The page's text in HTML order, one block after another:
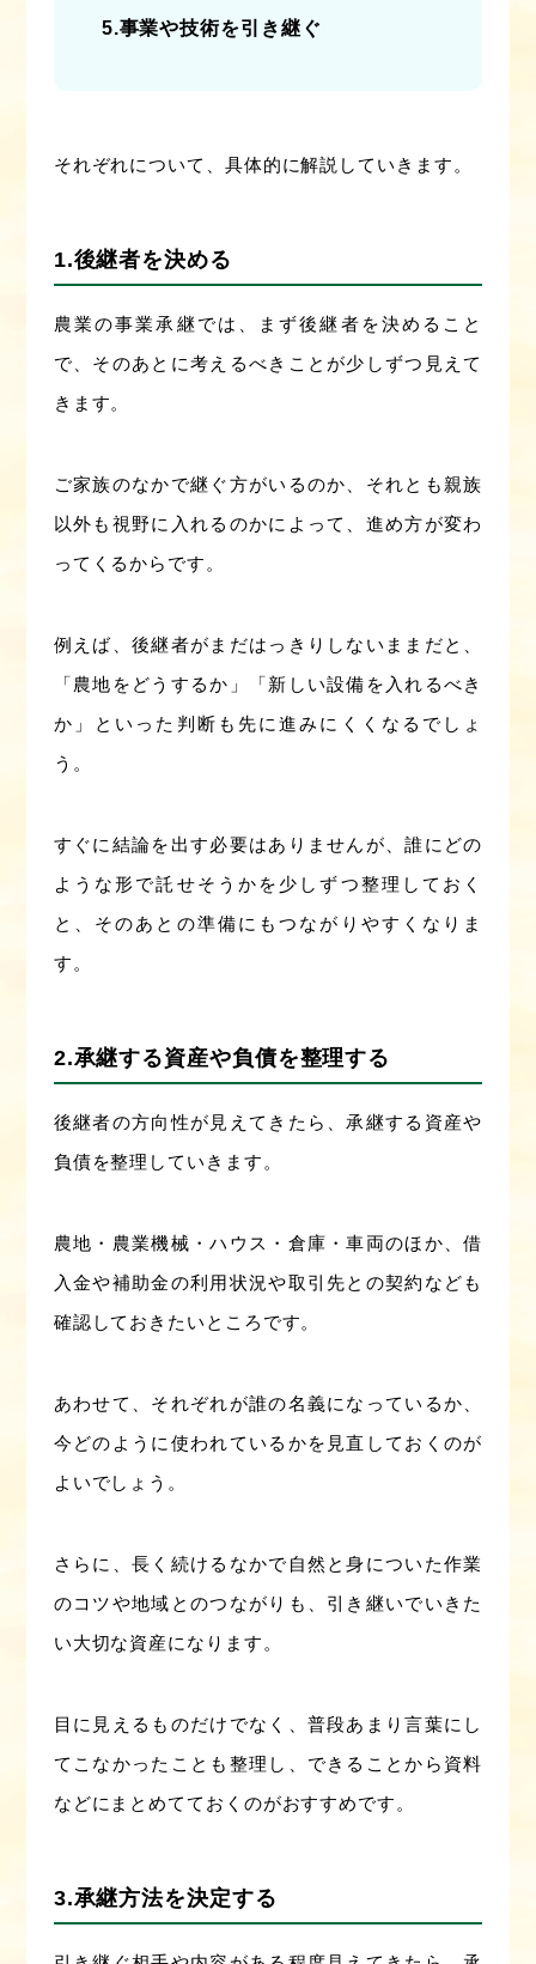
5.事業や技術を引き継ぐ
それぞれについて、具体的に解説していきます。
1.後継者を決める
農業の事業承継では、まず後継者を決めること
で、そのあとに考えるべきことが少しずつ見えて
きます。
ご家族のなかで継ぐ方がいるのか、それとも親族
以外も視野に入れるのかによって、進め方が変わ
ってくるからです。
例えば、後継者がまだはっきりしないままだと、
「農地をどうするか」「新しい設備を入れるべき
か」といった判断も先に進みにくくなるでしょ
う。
すぐに結論を出す必要はありませんが、誰にどの
ような形で託せそうかを少しずつ整理しておく
と、そのあとの準備にもつながりやすくなりま
す。
2.承継する資産や負債を整理する
後継者の方向性が見えてきたら、承継する資産や
負債を整理していきます。
農地・農業機械・ハウス・倉庫・車両のほか、借
入金や補助金の利用状況や取引先との契約なども
確認しておきたいところです。
あわせて、それぞれが誰の名義になっているか、
今どのように使われているかを見直しておくのが
よいでしょう。
さらに、長く続けるなかで自然と身についた作業
のコツや地域とのつながりも、引き継いでいきた
い大切な資産になります。
目に見えるものだけでなく、普段あまり言葉にし
てこなかったことも整理し、できることから資料
などにまとめてておくのがおすすめです。
3.承継方法を決定する